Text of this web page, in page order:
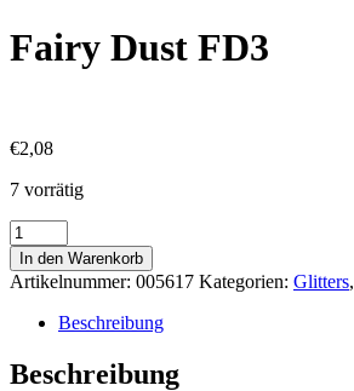
Fairy Dust FD3
€2,08
7 vorrätig
Fairy
Dust
FD3
Menge
In den Warenkorb
Artikelnummer: 005617 Kategorien: Glitters,
Beschreibung
Beschreibung